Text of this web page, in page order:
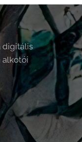
digitális
alkotói